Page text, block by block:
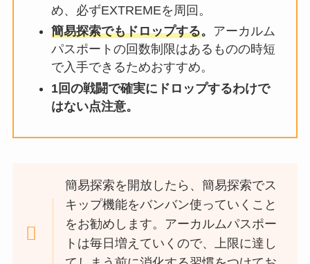
め、必ずEXTREMEを周回。
簡易探索でもドロップする。 アーカルム
パスポートの回数制限はあるものの時短
で入手できるためおすすめ。
1回の戦闘で確実にドロップするわけで
はない点注意。
簡易探索を開放したら、簡易探索でス
キップ機能をバンバン使っていくこと
をお勧めします。アーカルムパスポー
トは毎日増えていくので、上限に達し